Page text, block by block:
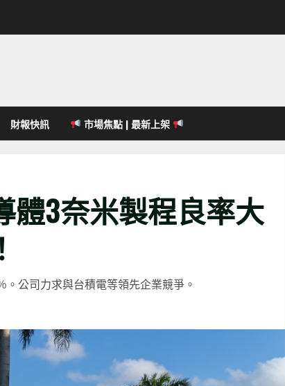
財報快訊 市場焦點 | 最新上架
體3奈米製程良率大
公司力求與台積電等領先企業競爭。